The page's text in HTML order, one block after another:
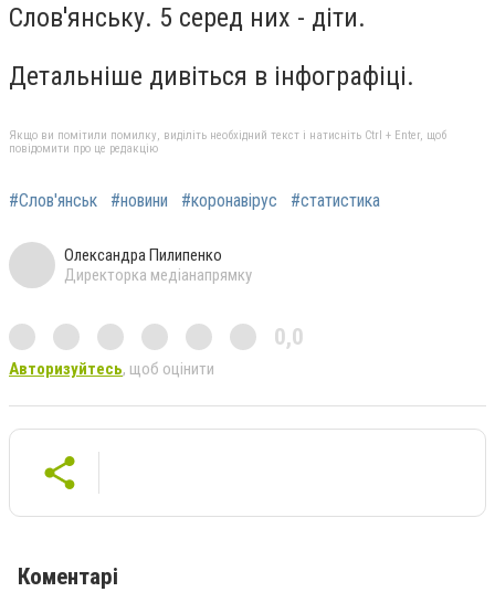
Слов'янську. 5 серед них - діти.
Детальніше дивіться в інфографіці.
Якщо ви помітили помилку, виділіть необхідний текст і натисніть Ctrl + Enter, щоб
повідомити про це редакцію
#Слов'янськ #новини #коронавірус #статистика
Олександра Пилипенко
Директорка медіанапрямку
0,0
Авторизуйтесь, щоб оцінити
Коментарі